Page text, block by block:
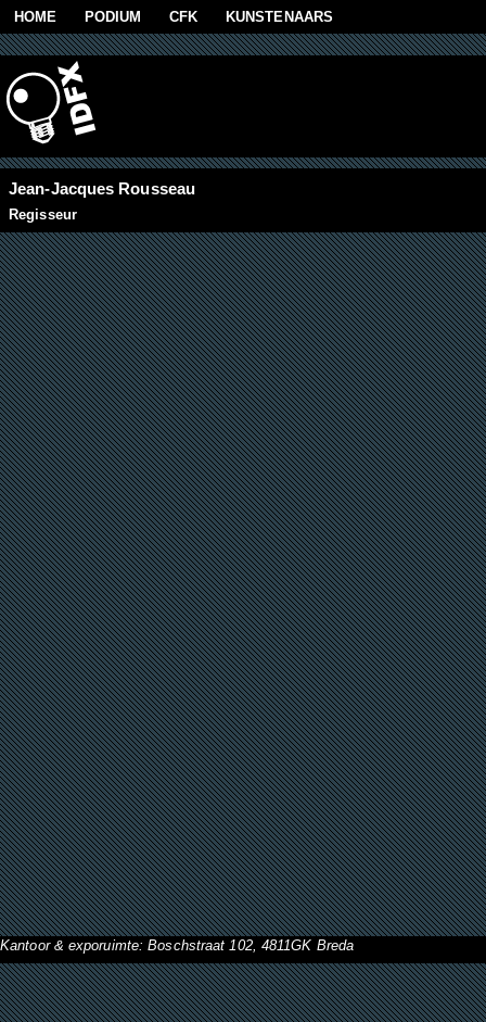
Skip to main content
HOME PODIUM CFK KUNSTENAARS
Jean-Jacques Rousseau
Regisseur
Kantoor & exporuimte: Boschstraat 102, 4811GK Breda